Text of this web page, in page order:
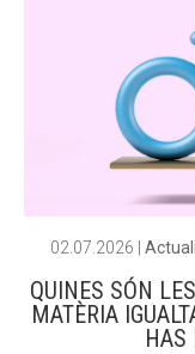
02.07.2026
QUINES SÓN
MATÈRIA
HAS